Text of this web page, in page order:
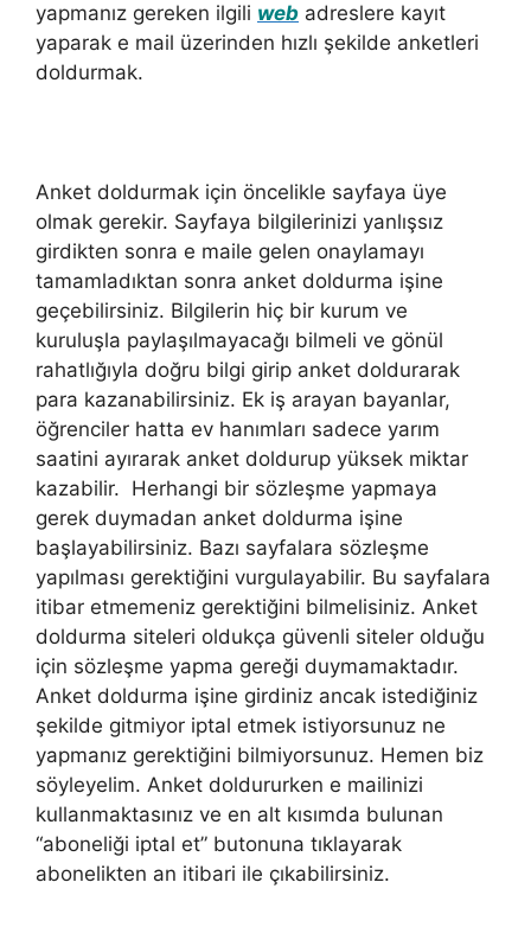
yapmanız gereken ilgili web adreslere kayıt
yaparak e mail üzerinden hızlı şekilde anketleri
doldurmak.
Anket doldurmak için öncelikle sayfaya üye
olmak gerekir. Sayfaya bilgilerinizi yanlışsız
girdikten sonra e maile gelen onaylamayı
tamamladıktan sonra anket doldurma işine
geçebilirsiniz. Bilgilerin hiç bir kurum ve
kuruluşla paylaşılmayacağı bilmeli ve gönül
rahatlığıyla doğru bilgi girip anket doldurarak
para kazanabilirsiniz. Ek iş arayan bayanlar,
öğrenciler hatta ev hanımları sadece yarım
saatini ayırarak anket doldurup yüksek miktar
kazabilir. Herhangi bir sözleşme yapmaya
gerek duymadan anket doldurma işine
başlayabilirsiniz. Bazı sayfalara sözleşme
yapılması gerektiğini vurgulayabilir. Bu sayfalara
itibar etmemeniz gerektiğini bilmelisiniz. Anket
doldurma siteleri oldukça güvenli siteler olduğu
için sözleşme yapma gereği duymamaktadır.
Anket doldurma işine girdiniz ancak istediğiniz
şekilde gitmiyor iptal etmek istiyorsunuz ne
yapmanız gerektiğini bilmiyorsunuz. Hemen biz
söyleyelim. Anket doldururken e mailinizi
kullanmaktasınız ve en alt kısımda bulunan
“aboneliği iptal et” butonuna tıklayarak
abonelikten an itibari ile çıkabilirsiniz.